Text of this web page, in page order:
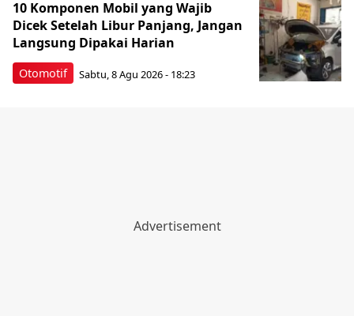
Otomotif
10 Komponen Mobil yang Wajib
Dicek Setelah Libur Panjang, Jangan
Langsung Dipakai Harian
Sabtu, 8 Agu 2026 - 18:23